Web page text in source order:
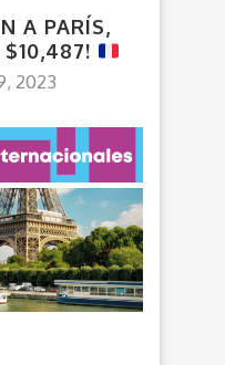
A PARÍS,
$10,487!
2023